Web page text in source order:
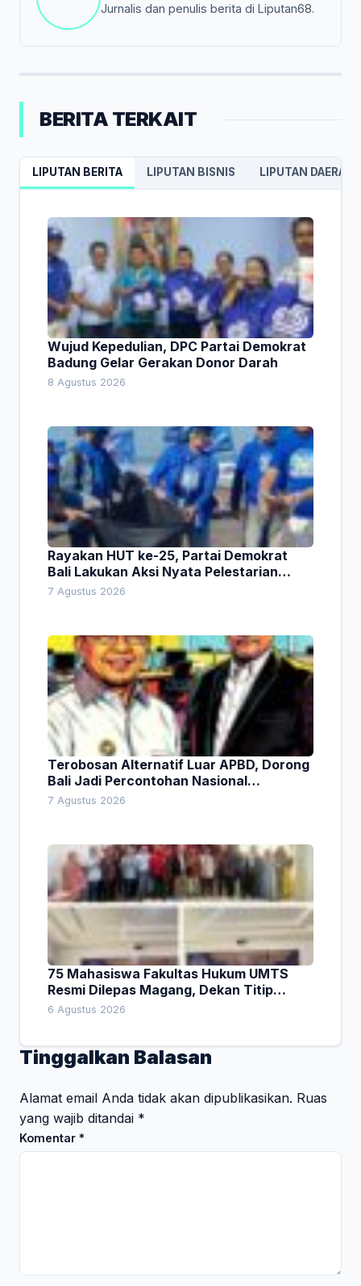
Jurnalis dan penulis berita di Liputan68.
BERITA TERKAIT
LIPUTAN BERITA LIPUTAN BISNIS LIPUTAN DAERAH
Wujud Kepedulian, DPC Partai Demokrat
Badung Gelar Gerakan Donor Darah
8 Agustus 2026
Rayakan HUT ke-25, Partai Demokrat
Bali Lakukan Aksi Nyata Pelestarian
Lingkungan
7 Agustus 2026
Terobosan Alternatif Luar APBD, Dorong
Bali Jadi Percontohan Nasional
Pembiayaan Daerah
7 Agustus 2026
75 Mahasiswa Fakultas Hukum UMTS
Resmi Dilepas Magang, Dekan Titip
Empat Pesan Penting
6 Agustus 2026
Tinggalkan Balasan
Alamat email Anda tidak akan dipublikasikan. Ruas
yang wajib ditandai *
Komentar *